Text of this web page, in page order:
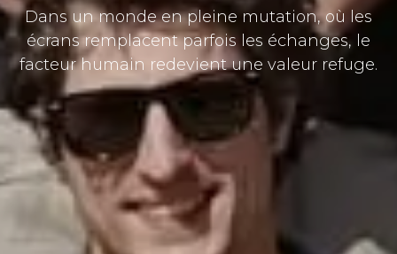
Dans un monde en pleine mutation, où les
écrans remplacent parfois les échanges, le
facteur humain redevient une valeur refuge.